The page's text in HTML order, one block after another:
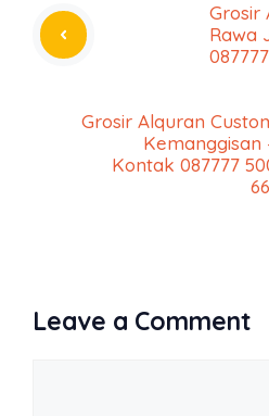
Grosir
Rawa
Grosir Alquran
Kemanggisan
Kontak 087777
Leave a Comment